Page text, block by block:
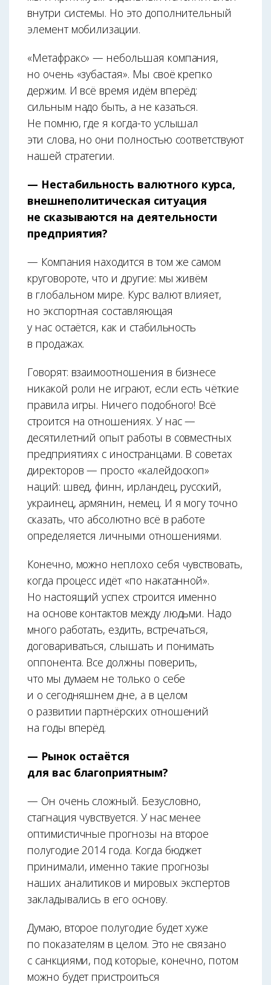
внутри системы. Но это дополнительный
элемент мобилизации.
«Метафракс» — небольшая компания,
но очень «зубастая». Мы своё крепко
держим. И всё время идём вперёд:
сильным надо быть, а не казаться.
Не помню, где я когда-то услышал
эти слова, но они полностью соответствуют
нашей стратегии.
— Нестабильность валютного курса,
внешнеполитическая ситуация
не сказываются на деятельности
предприятия?
— Компания находится в том же самом
круговороте, что и другие: мы живём
в глобальном мире. Курс валют влияет,
но экспортная составляющая
у нас остаётся, как и стабильность
в продажах.
Говорят: взаимоотношения в бизнесе
никакой роли не играют, если есть чёткие
правила игры. Ничего подобного! Всё
строится на отношениях. У нас —
десятилетний опыт работы в совместных
предприятиях с иностранцами. В советах
директоров — просто «калейдоскоп»
наций: швед, финн, ирландец, русский,
украинец, армянин, немец. И я могу точно
сказать, что абсолютно всё в работе
определяется личными отношениями.
Конечно, можно неплохо себя чувствовать,
когда процесс идёт «по накатанной».
Но настоящий успех строится именно
на основе контактов между людьми. Надо
много работать, ездить, встречаться,
договариваться, слышать и понимать
оппонента. Все должны поверить,
что мы думаем не только о себе
и о сегодняшнем дне, а в целом
о развитии партнёрских отношений
на годы вперёд.
— Рынок остаётся
для вас благоприятным?
— Он очень сложный. Безусловно,
стагнация чувствуется. У нас менее
оптимистичные прогнозы на второе
полугодие 2014 года. Когда бюджет
принимали, именно такие прогнозы
наших аналитиков и мировых экспертов
закладывались в его основу.
Думаю, второе полугодие будет хуже
по показателям в целом. Это не связано
с санкциями, под которые, конечно, потом
можно будет пристроиться